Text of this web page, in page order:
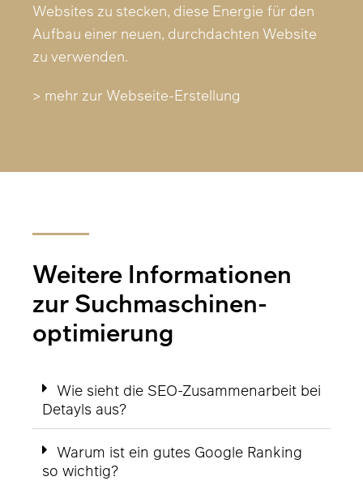
Websites zu stecken, diese Energie für den
Aufbau einer neuen, durchdachten Website
zu verwenden.
> mehr zur Webseite-Erstellung
Weitere Informationen
zur Such­maschinen­
optimierung
Wie sieht die SEO-Zusammenarbeit bei
Detayls aus?
Warum ist ein gutes Google Ranking
so wichtig?